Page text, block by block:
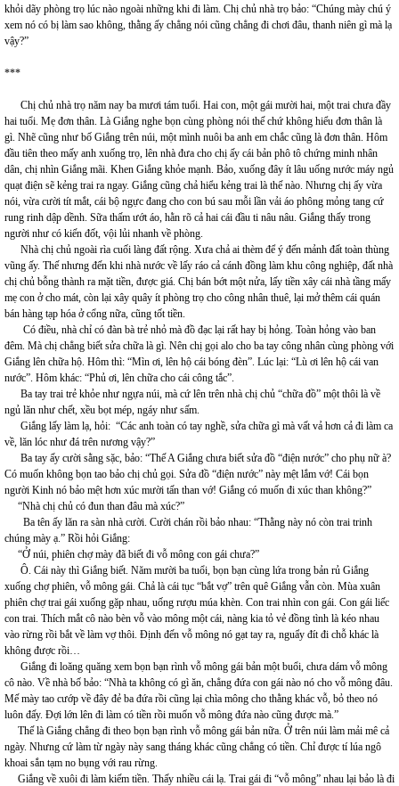
khỏi dãy phòng trọ lúc nào ngoài những khi đi làm. Chị chủ nhà trọ bảo: “Chúng mày chú ý
xem nó có bị làm sao không, thằng ấy chẳng nói cũng chẳng đi chơi đâu, thanh niên gì mà lạ
vậy?”
***
Chị chủ nhà trọ năm nay ba mươi tám tuổi. Hai con, một gái mười hai, một trai chưa đầy
hai tuổi. Mẹ đơn thân. Là Giắng nghe bọn cùng phòng nói thế chứ không hiểu đơn thân là
gì. Nhẽ cũng như bố Giắng trên núi, một mình nuôi ba anh em chắc cũng là đơn thân. Hôm
đầu tiên theo mấy anh xuống trọ, lên nhà đưa cho chị ấy cái bản phô tô chứng minh nhân
dân, chị nhìn Giắng mãi. Khen Giắng khỏe mạnh. Bảo, xuống đây ít lâu uống nước máy ngủ
quạt điện sẽ kẻng trai ra ngay. Giắng cũng chả hiểu kẻng trai là thế nào. Nhưng chị ấy vừa
nói, vừa cười tít mắt, cái bộ ngực đang cho con bú sau mỗi lần vải áo phông mỏng tang cứ
rung rinh dập dềnh. Sữa thấm ướt áo, hằn rõ cả hai cái đầu ti nâu nâu. Giắng thấy trong
người như có kiến đốt, vội lủi nhanh về phòng.
Nhà chị chủ ngoài rìa cuối làng đất rộng. Xưa chả ai thèm để ý đến mảnh đất toàn thùng
vũng ấy. Thế nhưng đến khi nhà nước về lấy ráo cả cánh đồng làm khu công nghiệp, đất nhà
chị chủ bỗng thành ra mặt tiền, được giá. Chị bán bớt một nửa, lấy tiền xây cái nhà tầng mấy
mẹ con ở cho mát, còn lại xây quây ít phòng trọ cho công nhân thuê, lại mở thêm cái quán
bán hàng tạp hóa ở cổng nữa, cũng tốt tiền.
Có điều, nhà chỉ có đàn bà trẻ nhỏ mà đồ đạc lại rất hay bị hỏng. Toàn hỏng vào ban
đêm. Mà chị chẳng biết sửa chữa là gì. Nên chị gọi alo cho ba tay công nhân cùng phòng với
Giắng lên chữa hộ. Hôm thì: “Mìn ơi, lên hộ cái bóng đèn”. Lúc lại: “Lù ơi lên hộ cái van
nước”. Hôm khác: “Phủ ơi, lên chữa cho cái công tắc”.
Ba tay trai trẻ khỏe như ngựa núi, mà cứ lên trên nhà chị chủ “chữa đồ” một thôi là về
ngủ lăn như chết, xều bọt mép, ngáy như sấm.
Giắng lấy làm lạ, hỏi: “Các anh toàn có tay nghề, sửa chữa gì mà vất vả hơn cả đi làm ca
về, lăn lóc như đá trên nương vậy?”
Ba tay ấy cười sằng sặc, bảo: “Thế A Giắng chưa biết sửa đồ “điện nước” cho phụ nữ à?
Có muốn không bọn tao bảo chị chủ gọi. Sửa đồ “điện nước” này mệt lắm vớ! Cái bọn
người Kinh nó bảo mệt hơn xúc mười tấn than vớ! Giắng có muốn đi xúc than không?”
“Nhà chị chủ có đun than đâu mà xúc?”
Ba tên ấy lăn ra sàn nhà cười. Cười chán rồi bảo nhau: “Thằng này nó còn trai trinh
chúng mày ạ.” Rồi hỏi Giắng:
“Ở núi, phiên chợ mày đã biết đi vỗ mông con gái chưa?”
Ô. Cái này thì Giắng biết. Năm mười ba tuổi, bọn bạn cùng lứa trong bản rủ Giắng
xuống chợ phiên, vỗ mông gái. Chả là cái tục “bắt vợ” trên quê Giắng vẫn còn. Mùa xuân
phiên chợ trai gái xuống gặp nhau, uống rượu múa khèn. Con trai nhìn con gái. Con gái liếc
con trai. Thích mắt cô nào bèn vỗ vào mông một cái, nàng kia tỏ vẻ đồng tình là kéo nhau
vào rừng rồi bắt về làm vợ thôi. Định đến vỗ mông nó gạt tay ra, nguẩy đít đi chỗ khác là
không được rồi…
Giắng đi loăng quăng xem bọn bạn rình vỗ mông gái bản một buổi, chưa dám vỗ mông
cô nào. Về nhà bố bảo: “Nhà ta không có gì ăn, chẳng đứa con gái nào nó cho vỗ mông đâu.
Mế mày tao cướp về đây đẻ ba đứa rồi cũng lại chìa mông cho thằng khác vỗ, bỏ theo nó
luôn đấy. Đợi lớn lên đi làm có tiền rồi muốn vỗ mông đứa nào cũng được mà.”
Thế là Giắng chẳng đi theo bọn bạn rình vỗ mông gái bản nữa. Ở trên núi làm mải mê cả
ngày. Nhưng cứ làm từ ngày này sang tháng khác cũng chẳng có tiền. Chỉ được tí lúa ngô
khoai sắn tạm no bụng với rau rừng.
Giắng về xuôi đi làm kiếm tiền. Thấy nhiều cái lạ. Trai gái đi “vỗ mông” nhau lại bảo là đi